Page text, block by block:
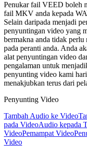
Penukar fail VEED boleh
fail MKV anda kepada
Selain daripada menjadi
penyuntingan video yang
bermakna anda tidak perlu
pada peranti anda. Anda
alat penyuntingan video
pengalaman untuk
penyunting video kami
menakjubkan terus dari
Penyunting Video
Tambah Audio ke Video
pada VideoAudio kepada
VideoPemampat Video
Video